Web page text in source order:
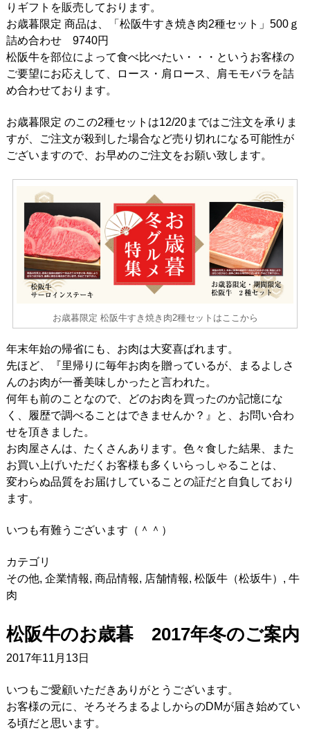
りギフトを販売しております。
お歳暮限定 商品は、「松阪牛すき焼き肉2種セット」500ｇ
詰め合わせ 9740円
松阪牛を部位によって食べ比べたい・・・というお客様の
ご要望にお応えして、ロース・肩ロース、肩モモバラを詰
め合わせております。
お歳暮限定 のこの2種セットは12/20まではご注文を承りま
すが、ご注文が殺到した場合など売り切れになる可能性が
ございますので、お早めのご注文をお願い致します。
お歳暮限定 松阪牛すき焼き肉2種セットはここから
年末年始の帰省にも、お肉は大変喜ばれます。
先ほど、『里帰りに毎年お肉を贈っているが、まるよしさ
んのお肉が一番美味しかったと言われた。
何年も前のことなので、どのお肉を買ったのか記憶にな
く、履歴で調べることはできませんか？』と、お問い合わ
せを頂きました。
お肉屋さんは、たくさんあります。色々食した結果、また
お買い上げいただくお客様も多くいらっしゃることは、
変わらぬ品質をお届けしていることの証だと自負しており
ます。
いつも有難うございます（＾＾）
カテゴリ
その他, 企業情報, 商品情報, 店舗情報, 松阪牛（松坂牛） , 牛
肉
松阪牛のお歳暮 2017年冬のご案内
2017年11月13日
いつもご愛顧いただきありがとうございます。
お客様の元に、そろそろまるよしからのDMが届き始めてい
る頃だと思います。